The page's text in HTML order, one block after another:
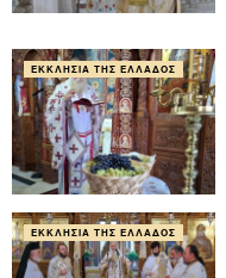
ΕΚΚΛΗΣΊΑ ΤΗΣ ΕΛΛΆΔΟΣ
ΕΚΚΛΗΣΊΑ ΤΗΣ ΕΛΛΆΔΟΣ